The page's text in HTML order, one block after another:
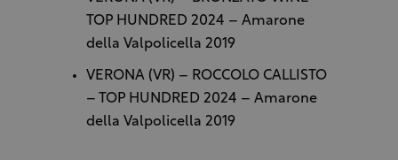
TOP HUNDRED 2024 – Amarone
della Valpolicella 2019
VERONA (VR) – ROCCOLO CALLISTO
– TOP HUNDRED 2024 – Amarone
della Valpolicella 2019